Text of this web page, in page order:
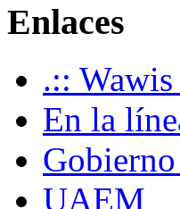
Enlaces
.::
En la
UAEM